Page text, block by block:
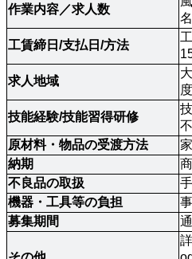
作業内容／求人数
名
工賃締日/支払日/方法
求人地域
技能経験/技能習得研修
原材料・物品の受渡方法
納期
不良品の取扱
機器・工具等の負担
募集期間